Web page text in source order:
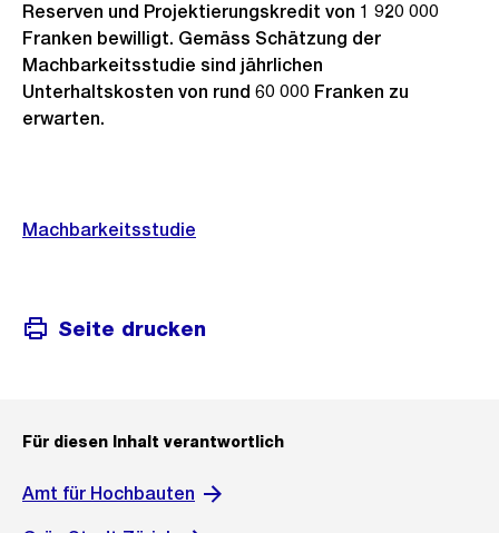
Reserven und Projektierungskredit von 1 920 000
Franken bewilligt. Gemäss Schätzung der
Machbarkeitsstudie sind jährlichen
Unterhaltskosten von rund 60 000 Franken zu
erwarten.
Informationen
Machbarkeitsstudie
Seite drucken
Für diesen Inhalt verantwortlich
Amt für Hochbauten